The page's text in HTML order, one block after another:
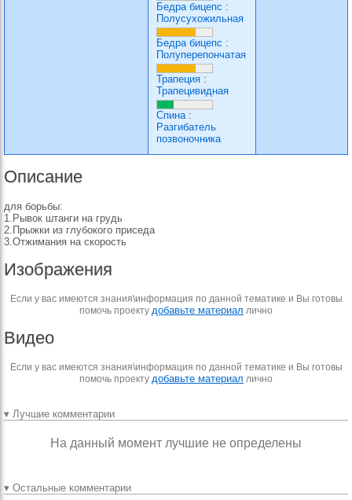
Бедра бицепс :
Полусухожильная
Бедра бицепс :
Полуперепончатая
Трапеция :
Трапецивидная
Спина:
Разгибатель
позвоночника
Описание
для борьбы:
1.Рывок штанги на грудь
2.Прыжки из глубокого приседа
3.Отжимания на скорость
Изображения
Если у вас имеются знания\информация по данной тематике и Вы готовы
помочь проекту добавьте материал лично
Видео
Если у вас имеются знания\информация по данной тематике и Вы готовы
помочь проекту добавьте материал лично
▾ Лучшие комментарии
На данный момент лучшие не определены
▾ Остальные комментарии